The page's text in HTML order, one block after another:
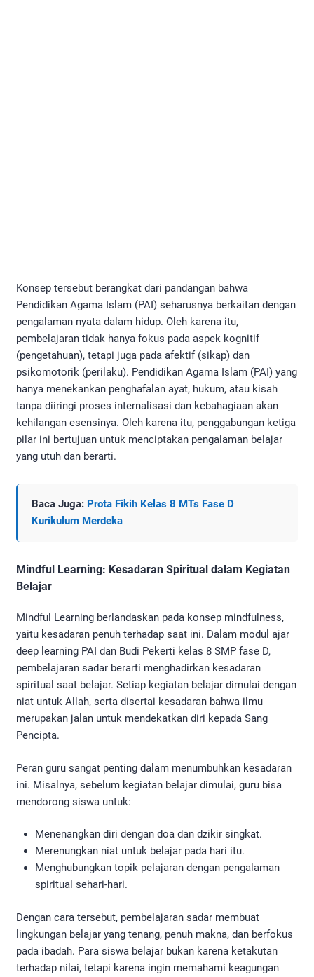
Konsep tersebut berangkat dari pandangan bahwa
Pendidikan Agama Islam (PAI) seharusnya berkaitan dengan
pengalaman nyata dalam hidup. Oleh karena itu,
pembelajaran tidak hanya fokus pada aspek kognitif
(pengetahuan), tetapi juga pada afektif (sikap) dan
psikomotorik (perilaku). Pendidikan Agama Islam (PAI) yang
hanya menekankan penghafalan ayat, hukum, atau kisah
tanpa diiringi proses internalisasi dan kebahagiaan akan
kehilangan esensinya. Oleh karena itu, penggabungan ketiga
pilar ini bertujuan untuk menciptakan pengalaman belajar
yang utuh dan berarti.
Baca Juga: Prota Fikih Kelas 8 MTs Fase D
Kurikulum Merdeka
Mindful Learning: Kesadaran Spiritual dalam Kegiatan
Belajar
Mindful Learning berlandaskan pada konsep mindfulness,
yaitu kesadaran penuh terhadap saat ini. Dalam modul ajar
deep learning PAI dan Budi Pekerti kelas 8 SMP fase D,
pembelajaran sadar berarti menghadirkan kesadaran
spiritual saat belajar. Setiap kegiatan belajar dimulai dengan
niat untuk Allah, serta disertai kesadaran bahwa ilmu
merupakan jalan untuk mendekatkan diri kepada Sang
Pencipta.
Peran guru sangat penting dalam menumbuhkan kesadaran
ini. Misalnya, sebelum kegiatan belajar dimulai, guru bisa
mendorong siswa untuk:
Menenangkan diri dengan doa dan dzikir singkat.
Merenungkan niat untuk belajar pada hari itu.
Menghubungkan topik pelajaran dengan pengalaman
spiritual sehari-hari.
Dengan cara tersebut, pembelajaran sadar membuat
lingkungan belajar yang tenang, penuh makna, dan berfokus
pada ibadah. Para siswa belajar bukan karena ketakutan
terhadap nilai, tetapi karena ingin memahami keagungan